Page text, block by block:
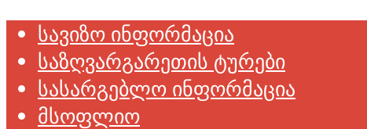
სავიზო ინფორმაცია
საზღვარგარეთის ტურები
სასარგებლო ინფორმაცია
მსოფლიო